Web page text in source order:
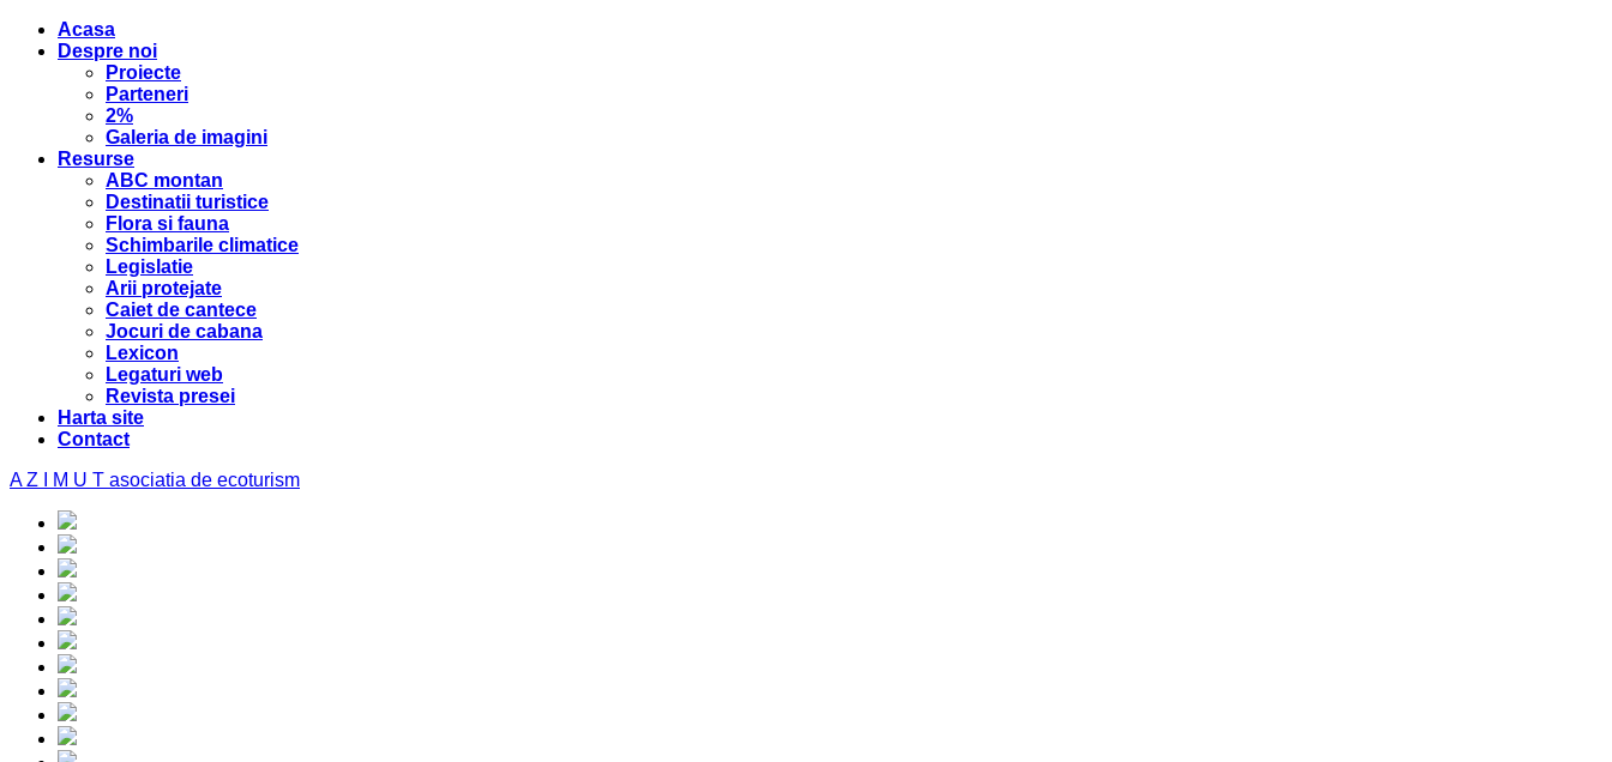
Acasa
Despre noi
Proiecte
Parteneri
2%
Galeria de imagini
Resurse
ABC montan
Destinatii turistice
Flora si fauna
Schimbarile climatice
Legislatie
Arii protejate
Caiet de cantece
Jocuri de cabana
Lexicon
Legaturi web
Revista presei
Harta site
Contact
A Z I M U T asociatia de ecoturism